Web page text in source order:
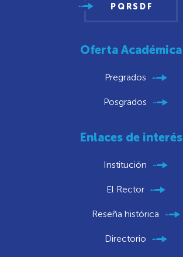
PQRSDF
Oferta Académica
Pregrados
Posgrados
Enlaces de interés
Institución
El Rector
Reseña histórica
Directorio